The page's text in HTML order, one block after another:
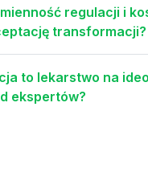
regulacji i
transformacji?
to lekarstwo na
ekspertów?